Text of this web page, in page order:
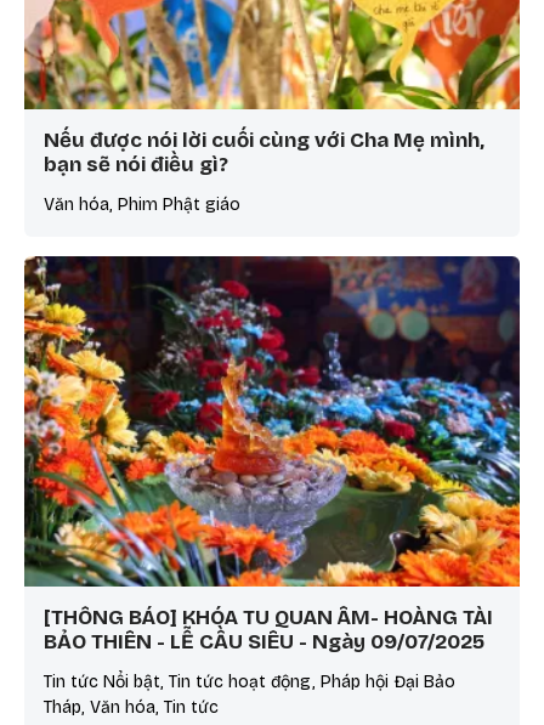
Nếu được nói lời cuối cùng với Cha Mẹ mình,
bạn sẽ nói điều gì?
Văn hóa, Phim Phật giáo
[THÔNG BÁO] KHÓA TU QUAN ÂM- HOÀNG TÀI
BẢO THIÊN - LỄ CẦU SIÊU - Ngày 09/07/2025
Tin tức Nổi bật, Tin tức hoạt động, Pháp hội Đại Bảo
Tháp, Văn hóa, Tin tức